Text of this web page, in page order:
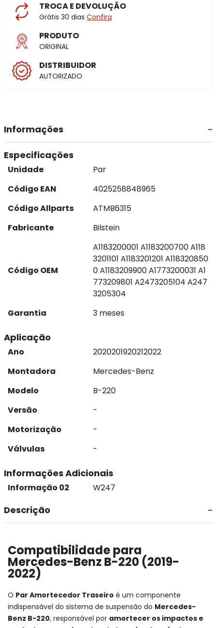
TROCA E DEVOLUÇÃO
Grátis 30 dias Confira
PRODUTO
ORIGINAL
DISTRIBUIDOR
AUTORIZADO
Informações
Especificações
Unidade
Par
Código EAN
4025258848965
Código Allparts
ATMB6315
Fabricante
Bilstein
Código OEM
A1183200001 A1183200700 A118
3201101 A1183201201 A118320850
0 A1183209900 A1773200031 A1
773209801 A2473205104 A247
3205304
Garantia
3 meses
Aplicação
Ano 2020201920212022
Montadora
Mercedes-Benz
Modelo
B-220
Versão
-
Motorização
-
Válvulas
-
Informações Adicionais
Informação 02 W247
Descrição
Compatibilidade para
Mercedes-Benz B-220 (2019-
2022)
O Par Amortecedor Traseiro é um componente
indispensável do sistema de suspensão do Mercedes-
Benz B-220, responsável por amortecer os impactos e